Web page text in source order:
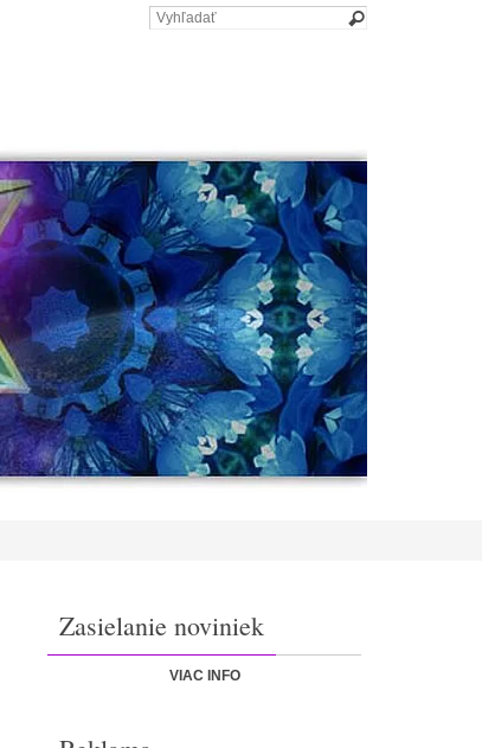
Zasielanie noviniek
VIAC INFO